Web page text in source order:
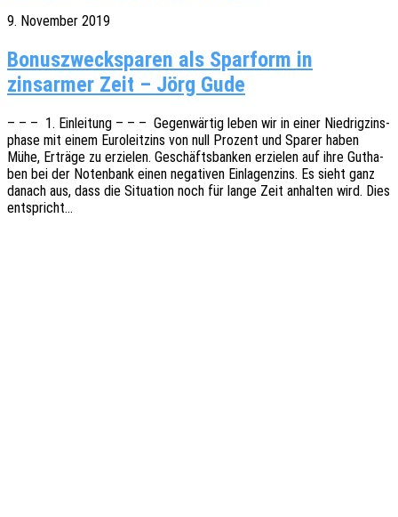
9. November 2019
Bonuszwecksparen als Sparform in
zinsarmer Zeit – Jörg Gude
– – – 1. Einlei­tung – – – Gegen­wär­tig leben wir in einer Nied­rig­zins­
pha­se mit einem Euro­leit­zins von null Prozent und Sparer haben
Mühe, Erträ­ge zu erzie­len. Geschäfts­ban­ken erzie­len auf ihre Gutha­
ben bei der Noten­bank einen nega­ti­ven Einla­gen­zins. Es sieht ganz
danach aus, dass die Situa­ti­on noch für lange Zeit anhal­ten wird. Dies
entspricht…